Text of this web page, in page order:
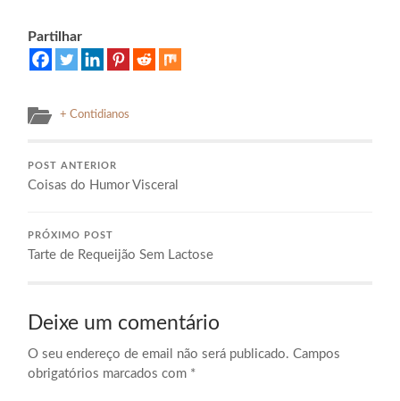
Partilhar
+ Contidianos
POST ANTERIOR
Coisas do Humor Visceral
PRÓXIMO POST
Tarte de Requeijão Sem Lactose
Deixe um comentário
O seu endereço de email não será publicado. Campos
obrigatórios marcados com *